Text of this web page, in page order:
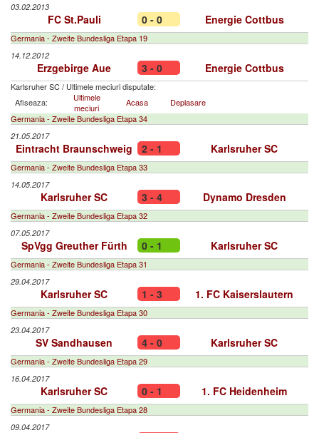
03.02.2013
FC St.Pauli 0 - 0 Energie Cottbus
Germania - Zweite Bundesliga Etapa 19
14.12.2012
Erzgebirge Aue 3 - 0 Energie Cottbus
Karlsruher SC/ Ultimele meciuri disputate:
Afiseaza:
Ultimele
meciuri
Acasa
Deplasare
Germania - Zweite Bundesliga Etapa 34
21.05.2017
Eintracht Braunschweig 2 - 1 Karlsruher SC
Germania - Zweite Bundesliga Etapa 33
14.05.2017
Karlsruher SC 3 - 4 Dynamo Dresden
Germania - Zweite Bundesliga Etapa 32
07.05.2017
SpVgg Greuther Fürth 0 - 1 Karlsruher SC
Germania - Zweite Bundesliga Etapa 31
29.04.2017
Karlsruher SC 1 - 3 1. FC Kaiserslautern
Germania - Zweite Bundesliga Etapa 30
23.04.2017
SV Sandhausen 4 - 0 Karlsruher SC
Germania - Zweite Bundesliga Etapa 29
16.04.2017
Karlsruher SC 0 - 1 1. FC Heidenheim
Germania - Zweite Bundesliga Etapa 28
09.04.2017